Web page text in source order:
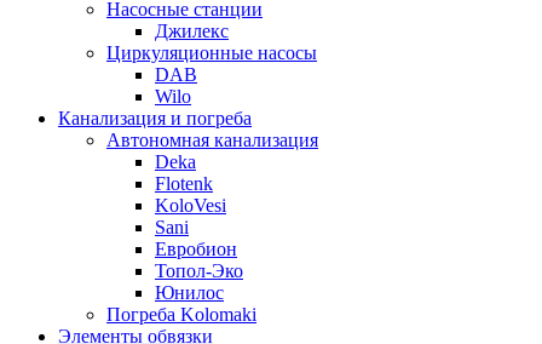
Насосные станции
Джилекс
Циркуляционные насосы
DAB
Wilo
Канализация и погреба
Автономная канализация
Deka
Flotenk
KoloVesi
Sani
Евробион
Топол-Эко
Юнилос
Погреба Kolomaki
Элементы обвязки